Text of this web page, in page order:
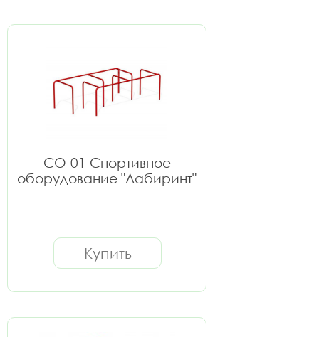
СО-01 Спортивное
оборудование "Лабиринт"
Купить